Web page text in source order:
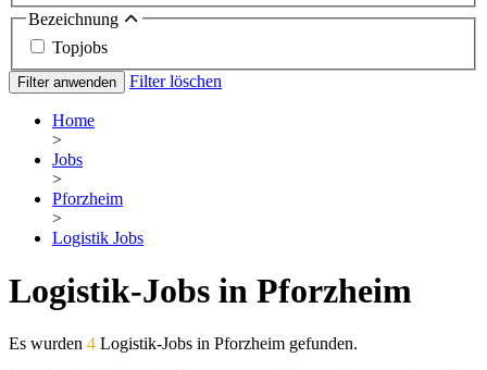
Bezeichnung
Topjobs
Filter anwenden Filter löschen
Home
>
Jobs
>
Pforzheim
>
Logistik Jobs
Logistik-Jobs in Pforzheim
Es wurden 4 Logistik-Jobs in Pforzheim gefunden.